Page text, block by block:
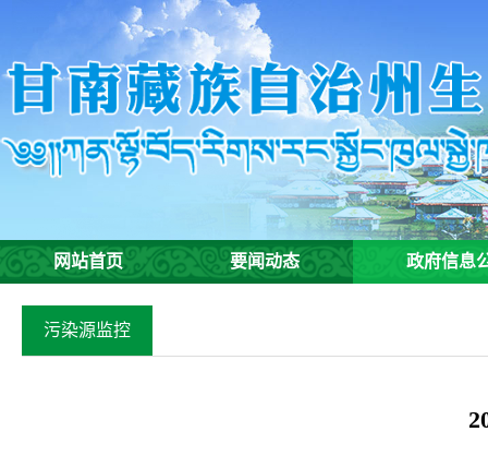
网站首页 要闻动态 政府信息
污染源监控